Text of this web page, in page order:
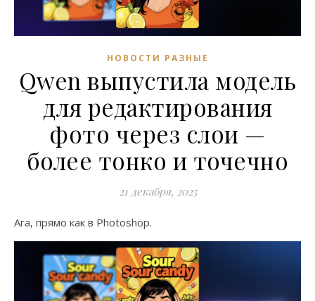
НОВОСТИ РАЗНЫЕ
Qwen выпустила модель
для редактирования
фото через слои —
более тонко и точечно
21 декабря, 2025
Ага, прямо как в Photoshop.